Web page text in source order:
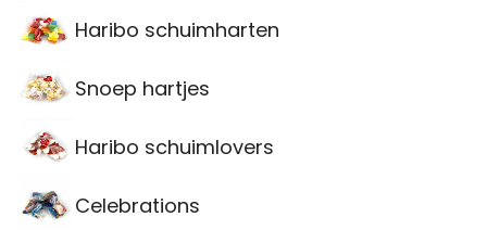
Haribo schuimharten
Snoep hartjes
Haribo schuimlovers
Celebrations